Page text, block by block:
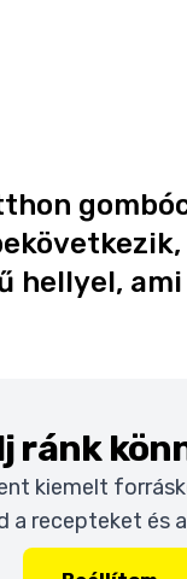
hellyel,
ránk
kiemelt
a recepteket és